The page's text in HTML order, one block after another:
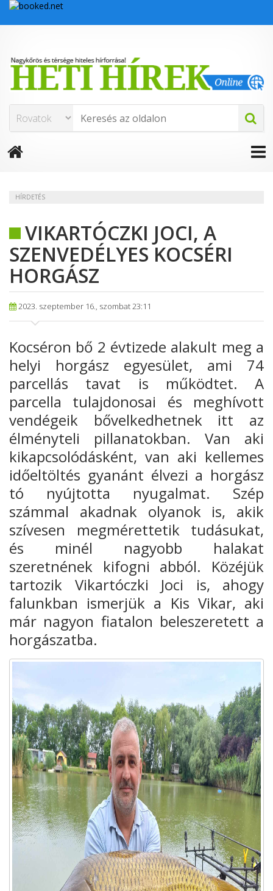
HÍRDETÉS
VIKARTÓCZKI JOCI, A
SZENVEDÉLYES KOCSÉRI
HORGÁSZ
2023. szeptember 16., szombat 23:11
Kocséron bő 2 évtizede alakult meg a
helyi horgász egyesület, ami 74
parcellás tavat is működtet. A
parcella tulajdonosai és meghívott
vendégeik bővelkedhetnek itt az
élményteli pillanatokban. Van aki
kikapcsolódásként, van aki kellemes
időeltöltés gyanánt élvezi a horgász
tó nyújtotta nyugalmat. Szép
számmal akadnak olyanok is, akik
szívesen megmérettetik tudásukat,
és minél nagyobb halakat
szeretnének kifogni abból. Közéjük
tartozik Vikartóczki Joci is, ahogy
falunkban ismerjük a Kis Vikar, aki
már nagyon fiatalon beleszeretett a
horgászatba.